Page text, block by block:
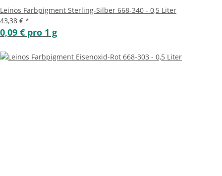
Leinos Farbpigment Sterling-Silber 668-340 - 0,5 Liter
43,38 € *
0,09 € pro 1 g